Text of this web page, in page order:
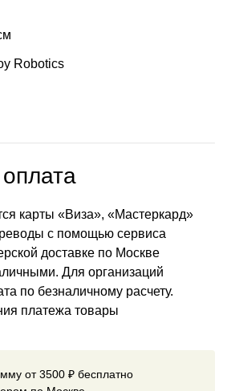
Robotics
карты «Виза», «Мастеркард»
с помощью сервиса
доставке по Москве
Для организаций
по безналичному расчету.
платежа товары
от 3500 ₽ бесплатно